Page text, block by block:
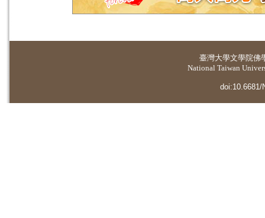
臺灣大學文學院佛
National Taiwan
doi:10.6681/